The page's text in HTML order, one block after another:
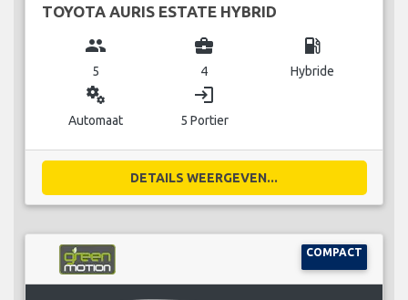
TOYOTA AURIS ESTATE HYBRID
group
5
business_center
4
local_gas_station
Hybride
miscellaneous_services
Automaat
login
5 Portier
DETAILS WEERGEVEN...
COMPACT